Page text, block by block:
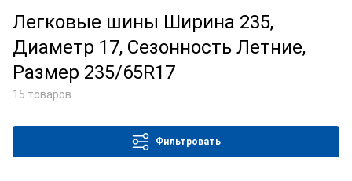
Легковые шины Ширина 235,
Диаметр 17, Сезонность Летние,
Размер 235/65R17
15 товаров
Фильтровать